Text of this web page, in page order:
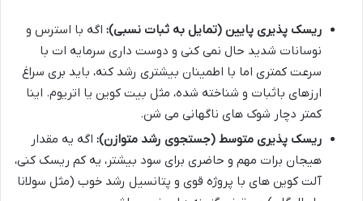
ریسک پذیری پایین (تمایل به ثبات نسبی): اگه با استرس و
نوسانات شدید حال نمی کنی و دوست داری سرمایه ات با
سرعت کمتری اما با اطمینان بیشتری رشد کنه، باید بری سراغ
ارزهای باثبات و شناخته شده، مثل بیت کوین یا اتریوم. اینا
کمتر دچار شوک های ناگهانی می شن.
ریسک پذیری متوسط (جستجوی رشد متوازن): اگه یه مقدار
هیجان برات مهم و حاضری برای سود بیشتر، یه کم ریسک کنی،
آلت کوین های با پروژه قوی و پتانسیل رشد خوب (مثل سولانا